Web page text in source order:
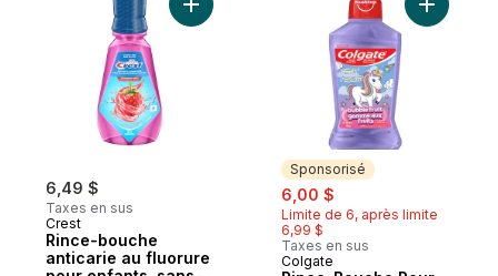
6,49 $
Taxes en sus
Crest
Rince-bouche
anticarie au fluorure
Ajouter Rince-bouche anticarie au
Sponsorisé
sale:
6,00 $
Limite de 6, après limite
6,99 $
Taxes en sus
Sponsorisé
Colgate
Ajouter